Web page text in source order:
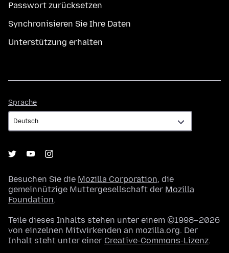
Passwort zurücksetzen
Synchronisieren Sie Ihre Daten
Unterstützung erhalten
Sprache
Besuchen Sie die Mozilla Corporation, die
gemeinnützige Muttergesellschaft der Mozilla
Foundation.
Teile dieses Inhalts stehen unter einem ©1998–2026
von einzelnen Mitwirkenden an mozilla.org. Der
Inhalt steht unter einer Creative-Commons-Lizenz.